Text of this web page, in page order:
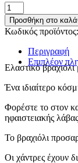
Βραχιόλι
λάβα
ποσότητα
Προσθήκη στο
Κωδικός προϊόντος:
Περιγραφή
Επιπλέον
Ελαστικό
Ένα ιδιαίτερο
Φορέστε το στον
ηφαιστειακής
Το βραχιόλι
Οι χάντρες έχουν